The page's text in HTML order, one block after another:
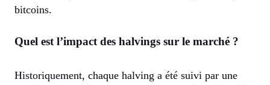
bitcoins.
Quel est l’impact des halvings sur le marché ?
Historiquement, chaque halving a été suivi par une